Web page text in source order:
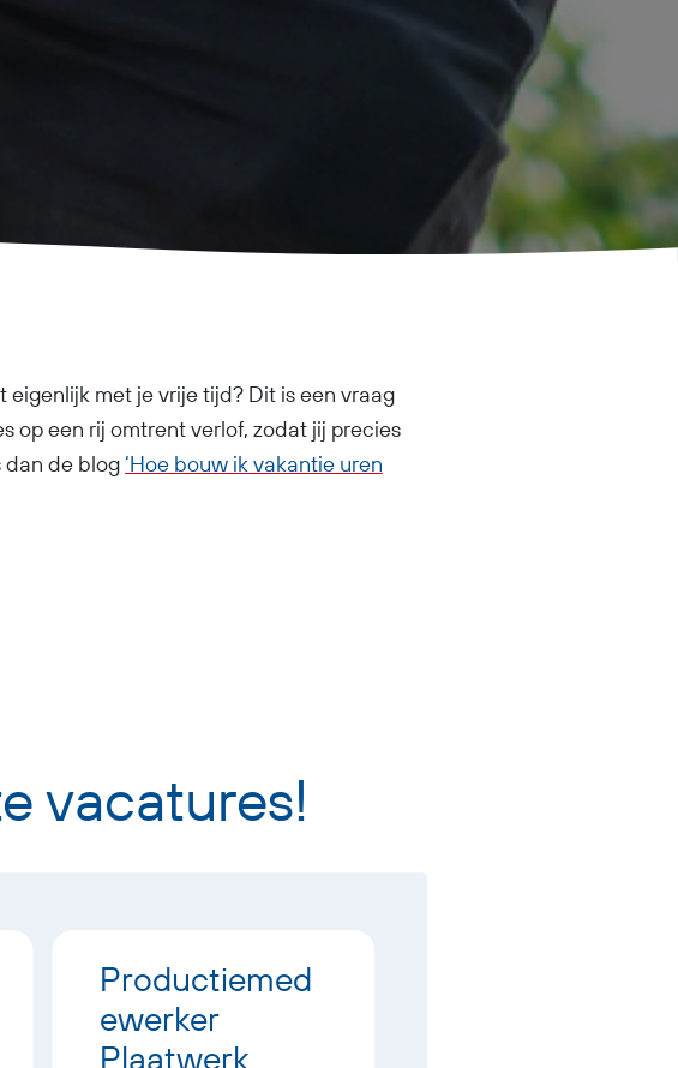
met je vrije tijd? Dit is een vraag
op een rij omtrent verlof, zodat jij precies
dan de blog ‘Hoe bouw ik vakantie uren
vacatures!
Productiemed
ewerker
Plaatwerk